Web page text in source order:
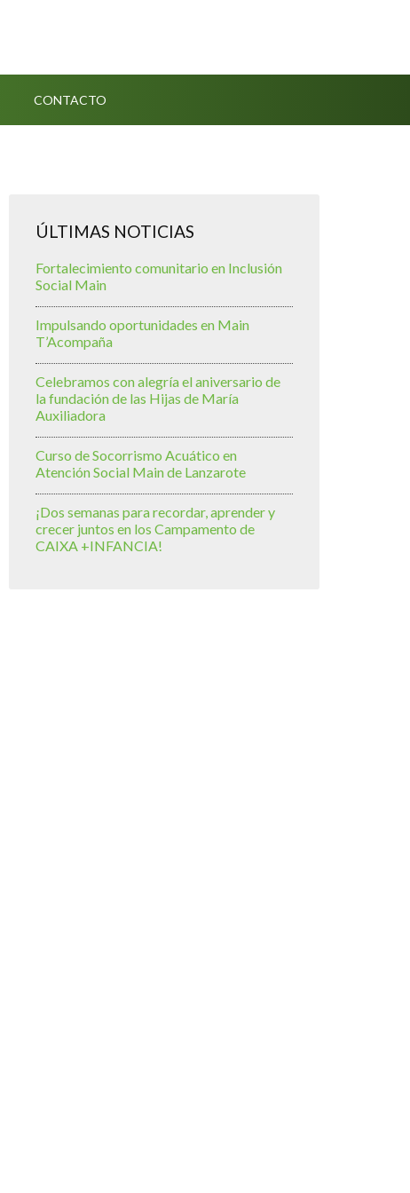
CONTACTO
ÚLTIMAS NOTICIAS
Fortalecimiento comunitario en Inclusión
Social Main
Impulsando oportunidades en Main
T’Acompaña
Celebramos con alegría el aniversario de
la fundación de las Hijas de María
Auxiliadora
Curso de Socorrismo Acuático en
Atención Social Main de Lanzarote
¡Dos semanas para recordar, aprender y
crecer juntos en los Campamento de
CAIXA +INFANCIA!